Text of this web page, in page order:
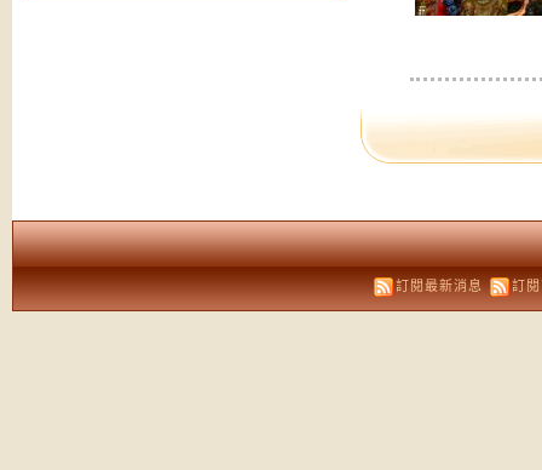
訂閱最新消息 訂